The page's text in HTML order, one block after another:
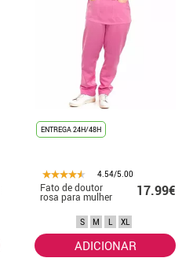
ENTREGA 24H/48H
4.54/5.00
Fato de doutor
rosa para mulher 17.99€
S M L XL
ADICIONAR